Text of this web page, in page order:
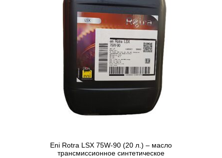
Eni Rotra LSX 75W-90 (20 л.) – масло
трансмиссионное синтетическое